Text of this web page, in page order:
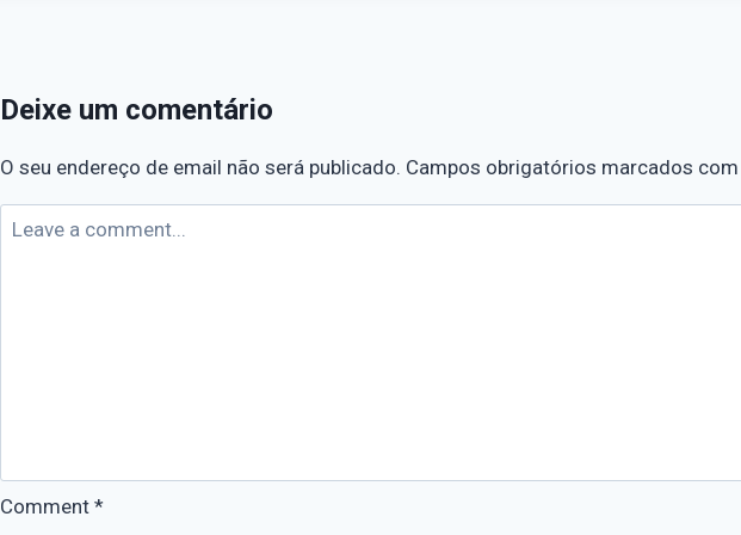
Deixe um comentário
O seu endereço de email não será publicado. Campos obrigatórios marcados
Comment *